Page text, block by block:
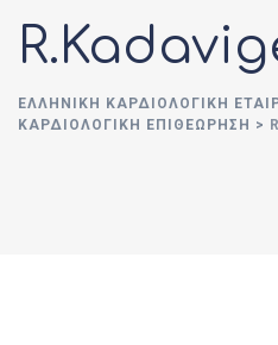
ΕΛΛΗΝΙΚΉ ΚΑΡΔΙΟΛΟΓΙΚΉ
ΚΑΡΔΙΟΛΟΓΙΚΗ ΕΠΙΘΕΩΡΗΣΗ >